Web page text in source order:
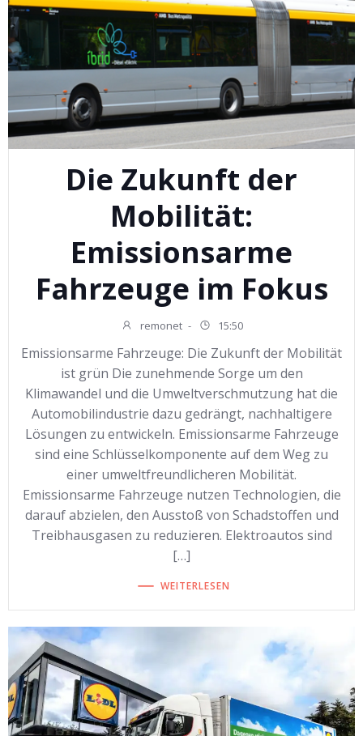
Die Zukunft der
Mobilität:
Emissionsarme
Fahrzeuge im Fokus
remonet - 15:50
Emissionsarme Fahrzeuge: Die Zukunft der Mobilität
ist grün Die zunehmende Sorge um den
Klimawandel und die Umweltverschmutzung hat die
Automobilindustrie dazu gedrängt, nachhaltigere
Lösungen zu entwickeln. Emissionsarme Fahrzeuge
sind eine Schlüsselkomponente auf dem Weg zu
einer umweltfreundlicheren Mobilität.
Emissionsarme Fahrzeuge nutzen Technologien, die
darauf abzielen, den Ausstoß von Schadstoffen und
Treibhausgasen zu reduzieren. Elektroautos sind
[…]
WEITERLESEN